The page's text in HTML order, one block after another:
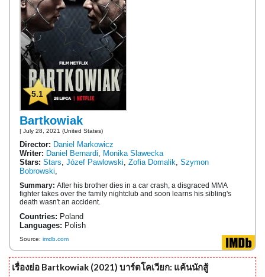
5.1
Bartkowiak
| July 28, 2021 (United States)
Director: Daniel Markowicz
Writer: Daniel Bernardi, Monika Slawecka
Stars: Stars, Józef Pawlowski, Zofia Domalik, Szymon
Bobrowski,
Summary: After his brother dies in a car crash, a disgraced MMA
fighter takes over the family nightclub and soon learns his sibling's
death wasn't an accident.
Countries: Poland
Languages: Polish
Source: imdb.com
เรื่องย่อ Bartkowiak (2021) บาร์ตโคเวียก: แค้นนักสู้